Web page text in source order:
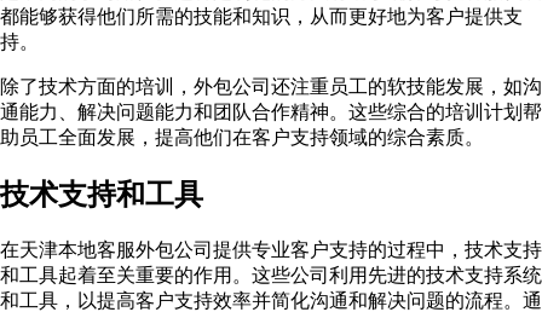
都能够获得他们所需的技能和知识，从而更好地为客户提供支
持。
除了技术方面的培训，外包公司还注重员工的软技能发展，如沟
通能力、解决问题能力和团队合作精神。这些综合的培训计划帮
助员工全面发展，提高他们在客户支持领域的综合素质。
技术支持和工具
在天津本地客服外包公司提供专业客户支持的过程中，技术支持
和工具起着至关重要的作用。这些公司利用先进的技术支持系统
和工具，以提高客户支持效率并简化沟通和解决问题的流程。通